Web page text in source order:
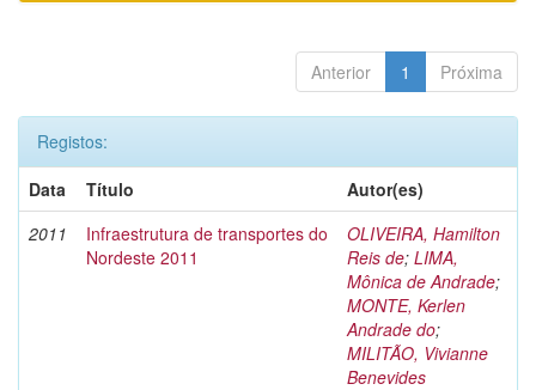
Anterior 1 Próxima
Registos:
Data
Título
Autor(es)
2011
Infraestrutura de transportes do
Nordeste 2011
OLIVEIRA, Hamilton
Reis de; LIMA,
Mônica de Andrade;
MONTE, Kerlen
Andrade do;
MILITÃO, Vivianne
Benevides